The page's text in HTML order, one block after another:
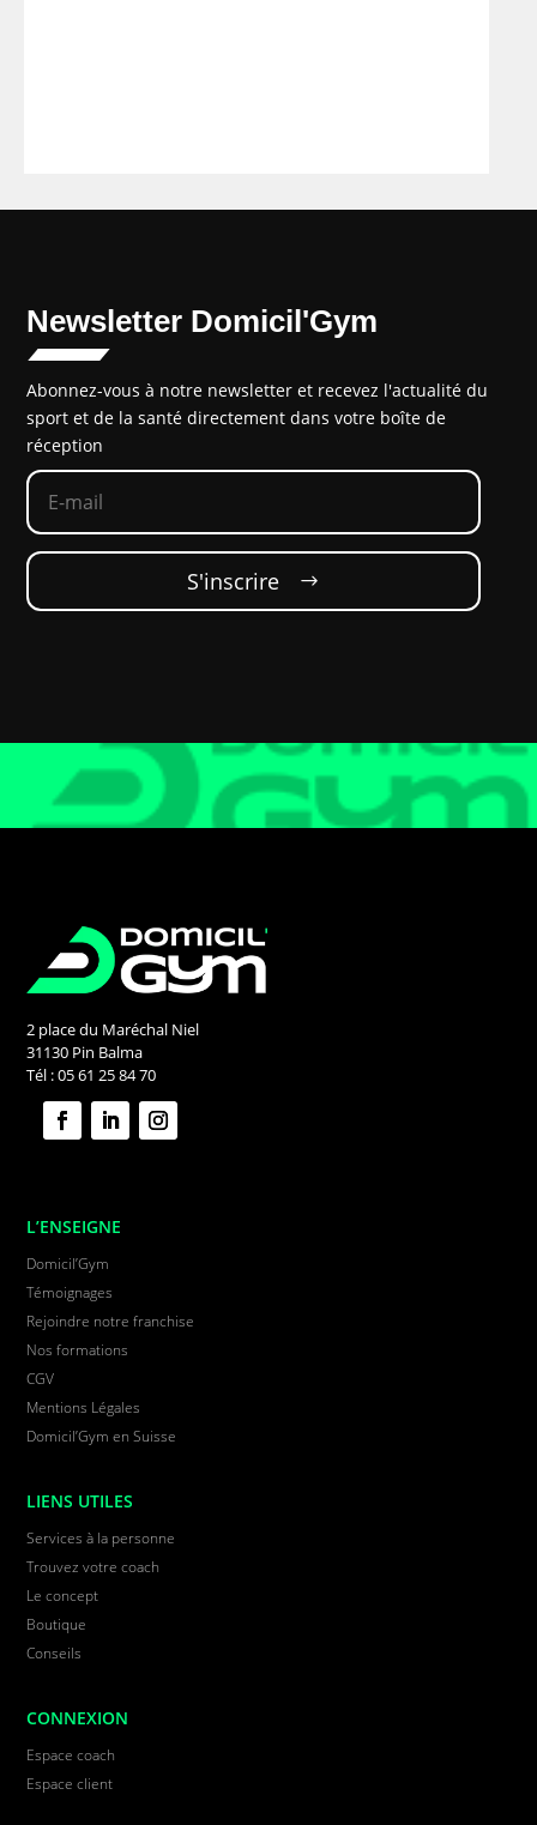
Newsletter Domicil'Gym
Abonnez-vous à notre newsletter et recevez l'actualité du
sport et de la santé directement dans votre boîte de
réception
S'inscrire‎‎ ‎ ‎
2 place du Maréchal Niel
31130 Pin Balma
Tél : 05 61 25 84 70
L’ENSEIGNE
Domicil’Gym
Témoignages
Rejoindre notre franchise
Nos formations
CGV
Mentions Légales
Domicil’Gym en Suisse
LIENS UTILES
Services à la personne
Trouvez votre coach
Le concept
Boutique
Conseils
CONNEXION
Espace coach
Espace client